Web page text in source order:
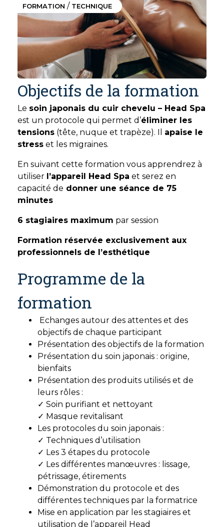
FORMATION / TECHNIQUE
Objectifs de la formation
Le soin japonais du cuir chevelu – Head Spa
est un protocole qui permet d’éliminer les
tensions (tête, nuque et trapèze). Il apaise le
stress et les migraines.
En suivant cette formation vous apprendrez à
utiliser l’appareil Head Spa et serez en
capacité de donner une séance de 75
minutes
6 stagiaires maximum par session
Formation réservée exclusivement aux
professionnels de l’esthétique
Programme de la
formation
Echanges autour des attentes et des
objectifs de chaque participant
Présentation des objectifs de la formation
Présentation du soin japonais : origine,
bienfaits
Présentation des produits utilisés et de
leurs rôles :
✓ Soin purifiant et nettoyant
✓ Masque revitalisant
Les protocoles du soin japonais :
✓ Techniques d’utilisation
✓ Les 3 étapes du protocole
✓ Les différentes manœuvres : lissage,
pétrissage, étirements
Démonstration du protocole et des
différentes techniques par la formatrice
Mise en application par les stagiaires et
utilisation de l’appareil Head